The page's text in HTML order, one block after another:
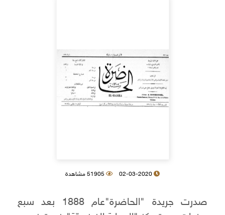
02-03-2020 51905 مشاهدة
صدرت جريدة "الحاضرة"عام 1888 بعد سبع